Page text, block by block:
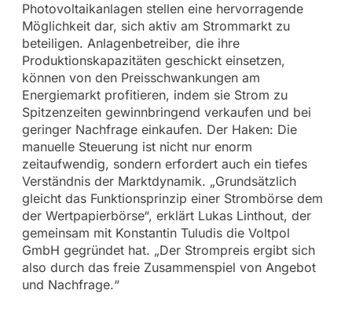
Photovoltaikanlagen stellen eine hervorragende
Möglichkeit dar, sich aktiv am Strommarkt zu
beteiligen. Anlagenbetreiber, die ihre
Produktionskapazitäten geschickt einsetzen,
können von den Preisschwankungen am
Energiemarkt profitieren, indem sie Strom zu
Spitzenzeiten gewinnbringend verkaufen und bei
geringer Nachfrage einkaufen. Der Haken: Die
manuelle Steuerung ist nicht nur enorm
zeitaufwendig, sondern erfordert auch ein tiefes
Verständnis der Marktdynamik. „Grundsätzlich
gleicht das Funktionsprinzip einer Strombörse dem
der Wertpapierbörse“, erklärt Lukas Linthout, der
gemeinsam mit Konstantin Tuludis die Voltpol
GmbH gegründet hat. „Der Strompreis ergibt sich
also durch das freie Zusammenspiel von Angebot
und Nachfrage.“